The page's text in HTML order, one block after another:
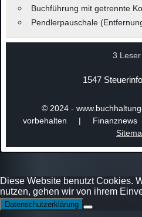
Buchführung mit getrennte
Pendlerpauschale
3
1547
© 2024 -
vorbehalten |
Diese Website benutzt Cookies.
nutzen, gehen wir von ihrem
Datenschutzerklärung